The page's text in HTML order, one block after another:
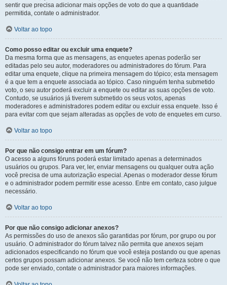
sentir que precisa adicionar mais opções de voto do que a quantidade
permitida, contate o administrador.
Voltar ao topo
Como posso editar ou excluir uma enquete?
Da mesma forma que as mensagens, as enquetes apenas poderão ser
editadas pelo seu autor, moderadores ou administradores do fórum. Para
editar uma enquete, clique na primeira mensagem do tópico; esta mensagem
é a que tem a enquete associada ao tópico. Caso ninguém tenha submetido
voto, o seu autor poderá excluir a enquete ou editar as suas opções de voto.
Contudo, se usuários já tiverem submetido os seus votos, apenas
moderadores e administradores podem editar ou excluir essa enquete. Isso é
para evitar com que sejam alteradas as opções de voto de enquetes em curso.
Voltar ao topo
Por que não consigo entrar em um fórum?
O acesso a alguns fóruns poderá estar limitado apenas a determinados
usuários ou grupos. Para ver, ler, enviar mensagens ou qualquer outra ação
você precisa de uma autorização especial. Apenas o moderador desse fórum
e o administrador podem permitir esse acesso. Entre em contato, caso julgue
necessário.
Voltar ao topo
Por que não consigo adicionar anexos?
As permissões do uso de anexos são garantidas por fórum, por grupo ou por
usuário. O administrador do fórum talvez não permita que anexos sejam
adicionados especificando no fórum que você esteja postando ou que apenas
certos grupos possam adicionar anexos. Se você não tem certeza sobre o que
pode ser enviado, contate o administrador para maiores informações.